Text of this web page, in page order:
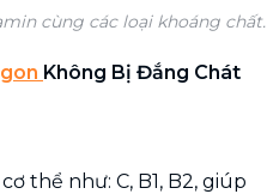
cùng các loại khoáng chất.
Không Bị Đắng Chát
thể như: C, B1, B2, giúp